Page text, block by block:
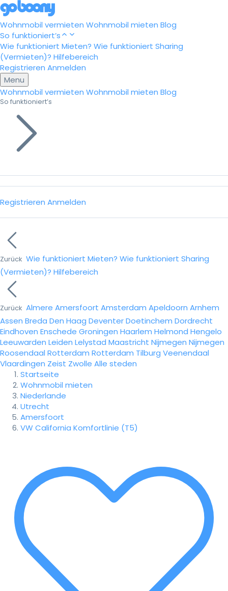
Wohnmobil vermieten Wohnmobil mieten Blog
So funktioniert’s
Wie funktioniert Mieten? Wie funktioniert Sharing
(Vermieten)? Hilfebereich
Registrieren Anmelden
Menu
Wohnmobil vermieten Wohnmobil mieten Blog
So funktioniert’s
Registrieren Anmelden
Zurück Wie funktioniert Mieten? Wie funktioniert Sharing
(Vermieten)? Hilfebereich
Zurück Almere Amersfoort Amsterdam Apeldoorn Arnhem
Assen Breda Den Haag DeventerDoetinchem Dordrecht
Eindhoven Enschede Groningen Haarlem Helmond Hengelo
Leeuwarden Leiden Lelystad Maastricht Nijmegen Nijmegen
Roosendaal Rotterdam Rotterdam Tilburg Veenendaal
Vlaardingen Zeist Zwolle Alle steden
Startseite
Wohnmobil mieten
Niederlande
Utrecht
Amersfoort
VW California Komfortlinie (T5)